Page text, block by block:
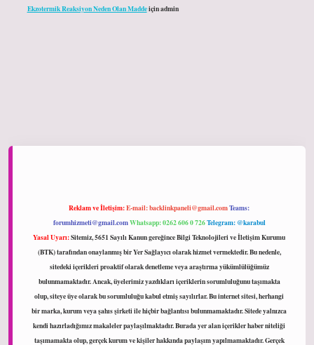
Ekzotermik Reaksiyon Neden Olan Maddeiçinadmin
Reklam ve İletişim:E-mail:backlinkpaneli@gmail.comTeams:
forumhizmeti@gmail.comWhatsapp: 0262 606 0 726Telegram: @karabul
Yasal Uyarı:Sitemiz, 5651 Sayılı Kanun gereğince Bilgi Teknolojileri ve İletişim Kurumu
(BTK) tarafından onaylanmış bir Yer Sağlayıcı olarak hizmet vermektedir. Bu nedenle,
sitedeki içerikleri proaktif olarak denetleme veya araştırma yükümlülüğümüz
bulunmamaktadır. Ancak, üyelerimiz yazdıkları içeriklerin sorumluluğunu taşımakta
olup, siteye üye olarak bu sorumluluğu kabul etmiş sayılırlar. Bu internet sitesi, herhangi
bir marka, kurum veya şahıs şirketi ile hiçbir bağlantısı bulunmamaktadır. Sitede yalnızca
kendi hazırladığımız makaleler paylaşılmaktadır. Burada yer alan içerikler haber niteliği
taşımamakta olup, gerçek kurum ve kişiler hakkında paylaşım yapılmamaktadır. Gerçek